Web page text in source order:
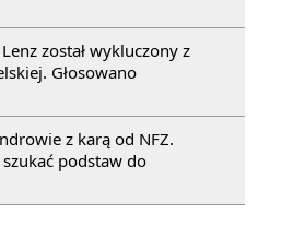
został wykluczony z
Głosowano
z karą od NFZ.
podstaw do